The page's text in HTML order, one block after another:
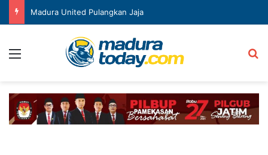
Madura United Pulangkan Jaja